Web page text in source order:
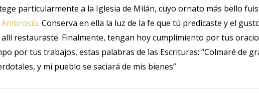
particularmente a la Iglesia de Milán, cuyo ornato más bello
Ambrosio. Conserva en ella la luz de la fe que tú predicaste y el
restauraste. Finalmente, tengan hoy cumplimiento por tus
por tus trabajos, estas palabras de las Escrituras: “Colmaré de
y mi pueblo se saciará de mis bienes”